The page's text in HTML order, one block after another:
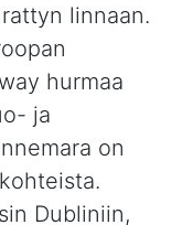
linnaan.
hurmaa
ja
on
Dubliniin,